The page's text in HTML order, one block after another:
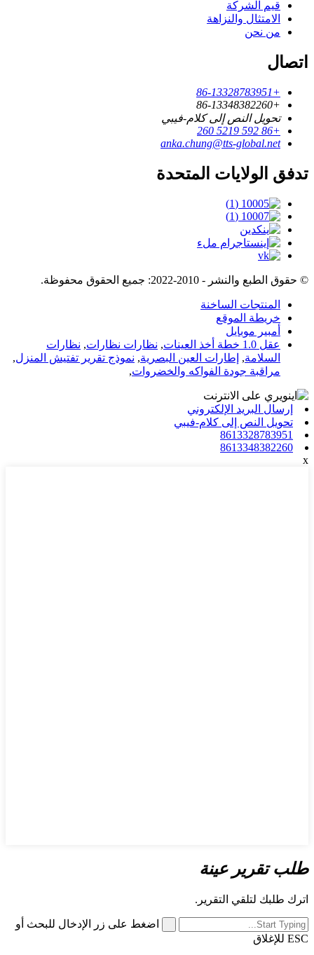
قيم الشركة
الامتثال والنزاهة
من نحن
اتصال
+86-13328783951
+86-13348382260
تحويل النص إلى كلام-فيبي
+86 592 5219 260
anka.chung@tts-global.net
تدفق الولايات المتحدة
© حقوق الطبع والنشر - 2010-2022: جميع الحقوق محفوظة.
المنتجات الساخنة
خريطة الموقع
أمبير موبايل
عقل 1.0 خطة أخذ العينات
, نظارات نظارات, نظارات
السلامة, إطارات العين البصرية, نموذج تقرير تفتيش المنزل,
مراقبة جودة الفواكه والخضروات,
إرسال البريد الإلكتروني
تحويل النص إلى كلام-فيبي
8613328783951
8613348382260
x
طلب تقرير عينة
اترك طلبك لتلقي التقرير.
اضغط على زر الإدخال للبحث أو
ESC للإغلاق